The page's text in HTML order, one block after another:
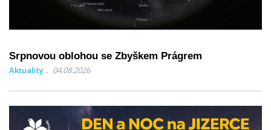
Srpnovou oblohou se Zbyškem Prágrem
Aktuality 04.08.2026